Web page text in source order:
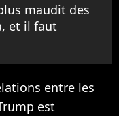
maudit des
et il faut
entre les
est